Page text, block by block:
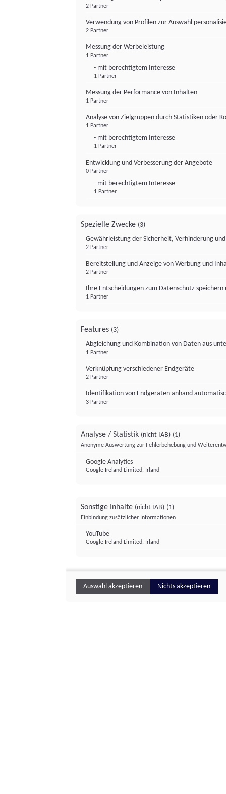
2 Partner
Verwendung von Profilen zur Auswahl
2 Partner
Messung der Werbeleistung
1 Partner
- mit berechtigtem Interesse
1 Partner
Messung der Performance von Inhalten
1 Partner
Analyse von Zielgruppen durch Statistiken oder
1 Partner
- mit berechtigtem Interesse
1 Partner
Entwicklung und Verbesserung der Angebote
0 Partner
- mit berechtigtem Interesse
1 Partner
Spezielle Zwecke (3)
Gewährleistung der Sicherheit, Verhinderung
2 Partner
Bereitstellung und Anzeige von Werbung und
2 Partner
Ihre Entscheidungen zum Datenschutz
1 Partner
Features (3)
Abgleichung und Kombination von Daten aus
1 Partner
Verknüpfung verschiedener Endgeräte
2 Partner
Identifikation von Endgeräten anhand
3 Partner
Analyse / Statistik (nicht IAB) (1)
Anonyme Auswertung zur Fehlerbehebung und
Google Analytics
Google Ireland Limited, Irland
Sonstige Inhalte (nicht IAB) (1)
Einbindung zusätzlicher Informationen
YouTube
Google Ireland Limited, Irland
Auswahl akzeptieren Nichts akzeptieren